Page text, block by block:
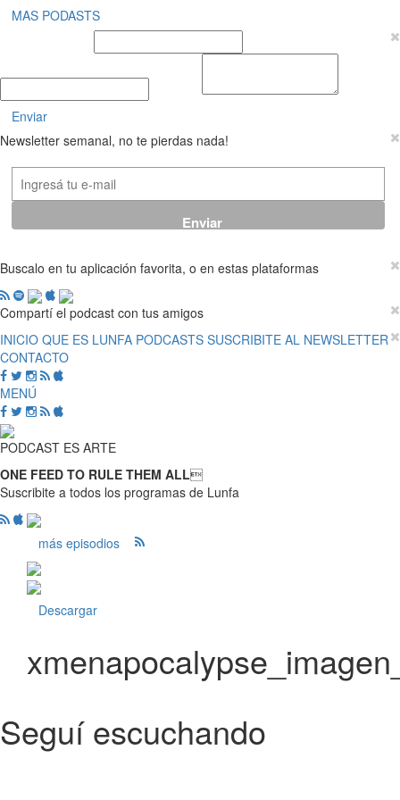
MAS PODASTS
Enviar
Newsletter semanal, no te pierdas nada!
Buscalo en tu aplicación favorita, o en estas plataformas
Compartí el podcast con tus amigos
INICIO QUE ES LUNFA PODCASTS SUSCRIBITE AL NEWSLETTER
CONTACTO
MENÚ
PODCAST ES ARTE
ONE FEED TO RULE THEM ALL
Suscribite a todos los programas de Lunfa
más episodios
Descargar
Seguí escuchando